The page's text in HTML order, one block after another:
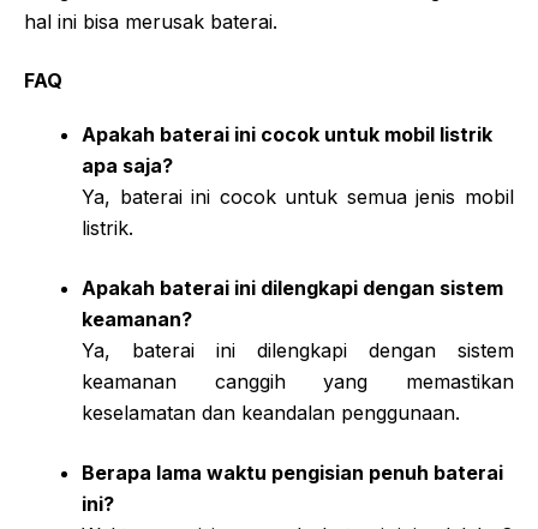
hal ini bisa merusak baterai.
FAQ
Apakah baterai ini cocok untuk mobil listrik
apa saja?
Ya, baterai ini cocok untuk semua jenis mobil
listrik.
Apakah baterai ini dilengkapi dengan sistem
keamanan?
Ya, baterai ini dilengkapi dengan sistem
keamanan canggih yang memastikan
keselamatan dan keandalan penggunaan.
Berapa lama waktu pengisian penuh baterai
ini?